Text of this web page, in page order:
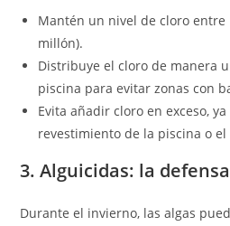
Mantén un nivel de cloro
millón).
Distribuye el cloro de manera
piscina para evitar zonas con
Evita añadir cloro en exceso,
revestimiento de la piscina o
3. Alguicidas: la
Durante el invierno, las algas